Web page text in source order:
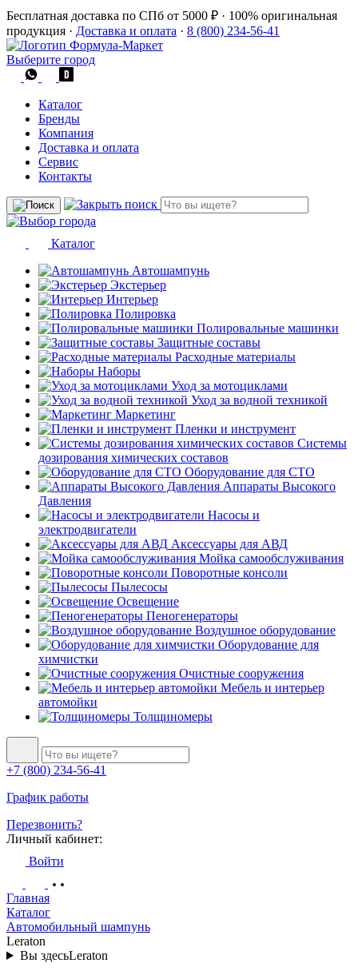
Бесплатная доставка по СПб от 5000 ₽ · 100% оригинальная
продукция · Доставка и оплата · 8 (800) 234-56-41
Выберите город
Каталог
Бренды
Компания
Доставка и оплата
Сервис
Контакты
Каталог
Автошампунь
Экстерьер
Интерьер
Полировка
Полировальные машинки
Защитные составы
Расходные материалы
Наборы
Уход за мотоциклами
Уход за водной техникой
Маркетинг
Пленки и инструмент
Системы
дозирования химических составов
Оборудование для СТО
Аппараты Высокого
Давления
Насосы и
электродвигатели
Аксессуары для АВД
Мойка самообслуживания
Поворотные консоли
Пылесосы
Освещение
Пеногенераторы
Воздушное оборудование
Оборудование для
химчистки
Очистные сооружения
Мебель и интерьер
автомойки
Толщиномеры
+7 (800) 234-56-41
График работы
Перезвонить?
Личный кабинет:
Войти
Главная
Каталог
Автомобильный шампунь
Leraton
Вы здесьLeraton